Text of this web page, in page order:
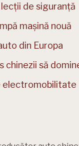
lecții de siguranță
mașină nouă
din Europa
chinezii să
electromobilitate